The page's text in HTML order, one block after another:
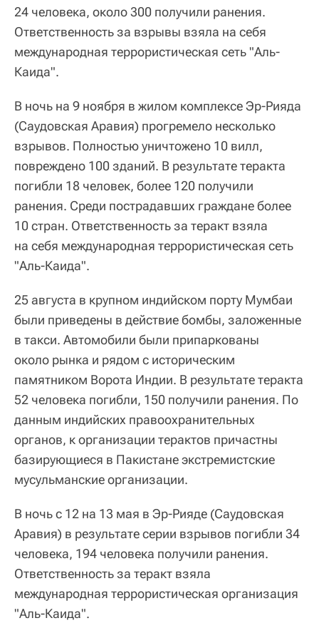
24 человека, около 300 получили ранения.
Ответственность за взрывы взяла на себя
международная террористическая сеть "Аль-
Каида".
В ночь на 9 ноября в жилом комплексе Эр-Рияда
(Саудовская Аравия) прогремело несколько
взрывов. Полностью уничтожено 10 вилл,
повреждено 100 зданий. В результате теракта
погибли 18 человек, более 120 получили
ранения. Среди пострадавших граждане более
10 стран. Ответственность за теракт взяла
на себя международная террористическая сеть
"Аль-Каида".
25 августа в крупном индийском порту Мумбаи
были приведены в действие бомбы, заложенные
в такси. Автомобили были припаркованы
около рынка и рядом с историческим
памятником Ворота Индии. В результате теракта
52 человека погибли, 150 получили ранения. По
данным индийских правоохранительных
органов, к организации терактов причастны
базирующиеся в Пакистане экстремистские
мусульманские организации.
В ночь с 12 на 13 мая в Эр-Рияде (Саудовская
Аравия) в результате серии взрывов погибли 34
человека, 194 человека получили ранения.
Ответственность за теракт взяла
международная террористическая организация
"Аль-Каида".